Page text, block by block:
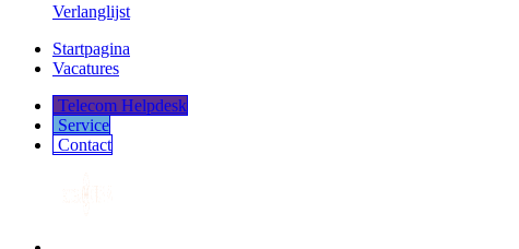
Verlanglijst
Startpagina
Vacatures
Telecom Helpdesk
Service
Co​​​​​​ntact